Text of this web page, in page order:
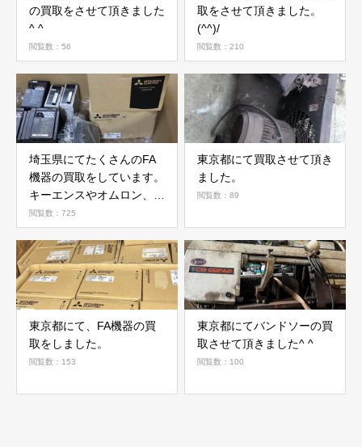
の買取をさせて頂きました
^ ^
閲覧数：56
取をさせて頂きました。
(^^)/
閲覧数：210
埼玉県にてたくさんのFA
機器の買取をしています。
キーエンスやオムロン、三
菱インバーターなどお譲り
頂きありがとうございま
す。
閲覧数：725
東京都にて買取させて頂き
ました。
閲覧数：89
東京都にて、FA機器の買
取をしました。
閲覧数：153
東京都にてバンドソーの買
取させて頂きました^ ^
閲覧数：100